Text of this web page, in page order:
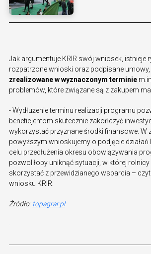
Jak argumentuje KRIR swój wniosek, istnieje
rozpatrzone wnioski oraz podpisane umowy,
zrealizowane w wyznaczonym terminie
problemów, które związane są z zakupem
- Wydłużenie terminu realizacji programu
beneficjentom skutecznie zakończyć
wykorzystać przyznane środki finansowe. W
powyższym wnioskujemy o podjęcie działań
celu przedłużenia okresu obowiązywania
pozwoliłoby uniknąć sytuacji, w której
skorzystać z przewidzianego wsparcia –
wniosku KRIR.
Źródło: topagrar.pl